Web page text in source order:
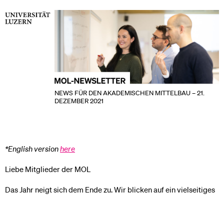
NEWS FÜR DEN AKADEMISCHEN MITTELBAU – 21.
DEZEMBER 2021
*English versionhere
Liebe Mitglieder der MOL
Das Jahr neigt sich dem Ende zu. Wir blicken auf ein vielseitiges